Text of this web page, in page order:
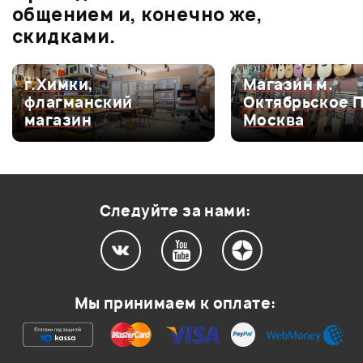
Мой отзыв о товаре
Ваша оценка:
Впечатления о товаре:
общением и, конечно же,
скидками.
г.Химки,
флагманский
магазин
Магазин м.
Октябрьское
Москва
Следуйте за нами:
Мы принимаем к оплате: